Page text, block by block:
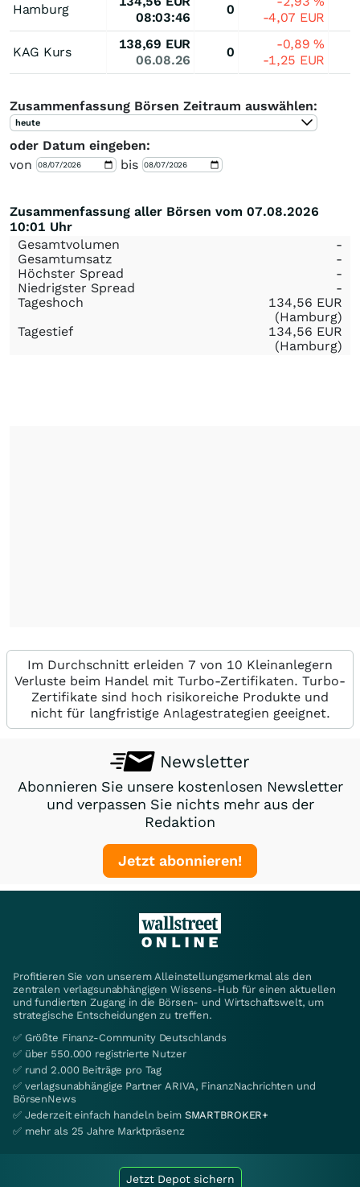
Hamburg
08:03:46
0
-4,07 EUR
KAG Kurs
138,69 EUR
06.08.26
0
-0,89%
-1,25 EUR
Zusammenfassung Börsen Zeitraum auswählen:
heute
oder Datum eingeben:
von
bis
Zusammenfassung aller Börsen vom 07.08.2026
10:01 Uhr
Gesamtvolumen
-
Gesamtumsatz
-
Höchster Spread
-
Niedrigster Spread
-
Tageshoch
134,56 EUR
(Hamburg)
Tagestief
134,56 EUR
(Hamburg)
Im Durchschnitt erleiden 7 von 10 Kleinanlegern
Verluste beim Handel mit Turbo-Zertifikaten. Turbo-
Zertifikate sind hoch risikoreiche Produkte und
nicht für langfristige Anlagestrategien geeignet.
Newsletter
Abonnieren Sie unsere kostenlosen Newsletter
und verpassen Sie nichts mehr aus der
Redaktion
Jetzt abonnieren!
Profitieren Sie von unserem Alleinstellungsmerkmal als den
zentralen verlagsunabhängigen Wissens-Hub für einen aktuellen
und fundierten Zugang in die Börsen- und Wirtschaftswelt, um
strategische Entscheidungen zu treffen.
✅ Größte Finanz-Community Deutschlands
✅ über 550.000 registrierte Nutzer
✅ rund 2.000 Beiträge pro Tag
✅ verlagsunabhängige Partner ARIVA, FinanzNachrichten und
BörsenNews
✅ Jederzeit einfach handeln beim SMARTBROKER+
✅ mehr als 25 Jahre Marktpräsenz
Jetzt Depot sichern